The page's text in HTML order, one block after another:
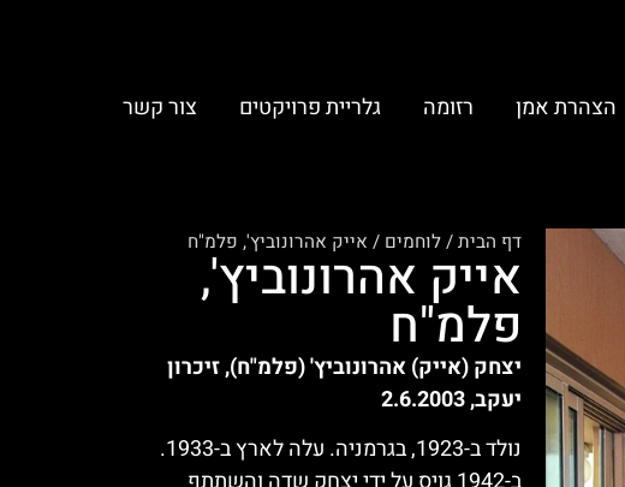
הצהרת אמן רזומה גלריית פרויקטים צור קשר
דף הבית/לוחמים / אייק אהרונוביץ', פלמ"ח
אייק אהרונוביץ',
פלמ"ח
יצחק (אייק) אהרונוביץ' (פלמ"ח), זיכרון
יעקב, 2.6.2003
נולד ב-1923, בגרמניה. עלה לארץ ב-1933.